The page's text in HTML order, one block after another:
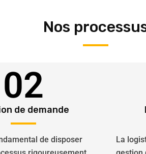
Nos
02
de demande
de disposer
La